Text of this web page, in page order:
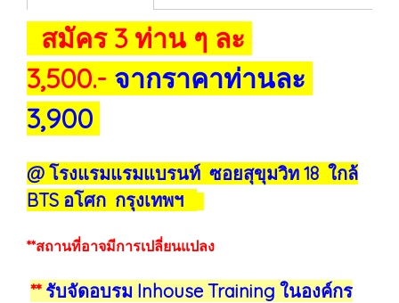
สมัคร 3 ท่าน ๆ ละ
3,500.- จากราคาท่านละ
3,900
@ โรงแรมแรมแบรนท์ ซอยสุขุมวิท 18 ใกล้
BTS อโศก กรุงเทพฯ
**สถานที่อาจมีการเปลี่ยนแปลง
**รับจัดอบรม Inhouse Training ในองค์กร